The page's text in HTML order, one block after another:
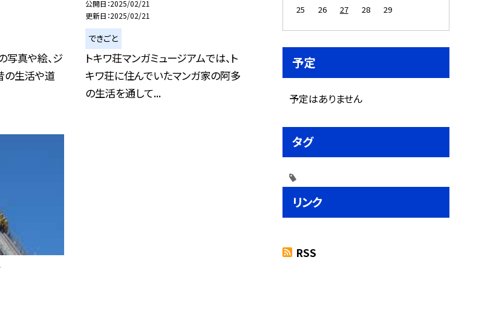
写真や絵、ジ
の生活や道
公開日 2025/02/21
更新日 2025/02/21
できごと
トキワ荘マンガミュージアムでは、ト
キワ荘に住んでいたマンガ家の阿多
の生活を通して...
25
26 27 28 29
予定
予定はありません
タグ
リンク
RSS